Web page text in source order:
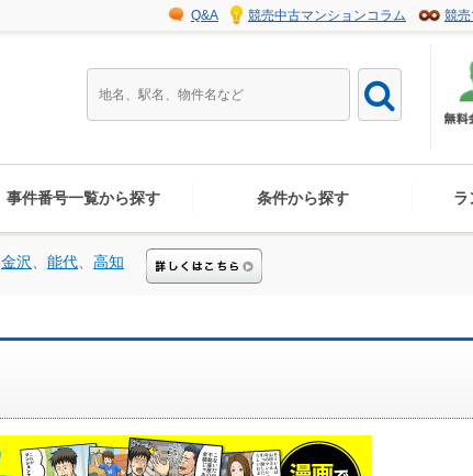
競
競売中古マンションコラム
Q&A
事件番号一覧から探す 条件から探す ラ
金沢 能代 高知